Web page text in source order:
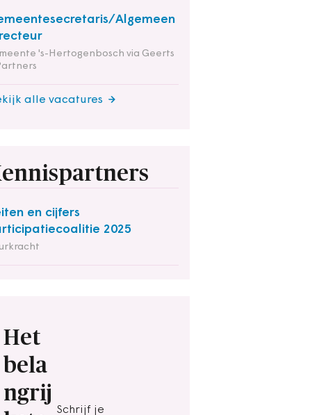
Algemeen
's-Hertogenbosch via Geerts
alle vacatures
en cijfers
2025
Het
bela
ngrij
Schrijf je